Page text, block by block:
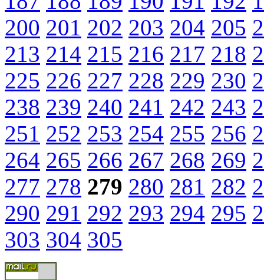
200 201 202 203 204 205
213 214 215 216 217 218
225 226 227 228 229 230
238 239 240 241 242 243
251 252 253 254 255 256
264 265 266 267 268 269
277 278 279 280 281 282
290 291 292 293 294 295
303 304 305